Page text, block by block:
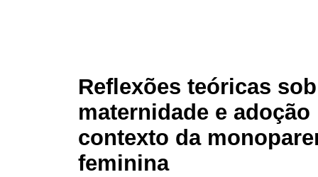
Reflexões teóricas
maternidade e adoção
contexto da
feminina